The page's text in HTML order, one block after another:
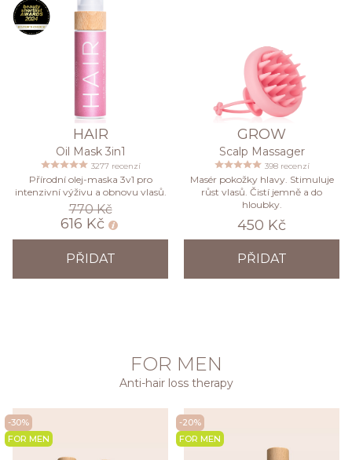
HAIR
Oil Mask 3in1
3277 recenzí
Přírodní olej-maska 3v1 pro
intenzivní výživu a obnovu vlasů.
770 Kč
616 Kč
PŘIDAT
GROW
Scalp Massager
398 recenzí
Masér pokožky hlavy. Stimuluje
růst vlasů. Čistí jemně a do
hloubky.
450 Kč
PŘIDAT
FOR MEN
Anti-hair loss therapy
-30%
FOR MEN
-20%
FOR MEN